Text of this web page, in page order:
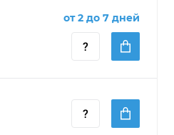
от 2 до 7 дней